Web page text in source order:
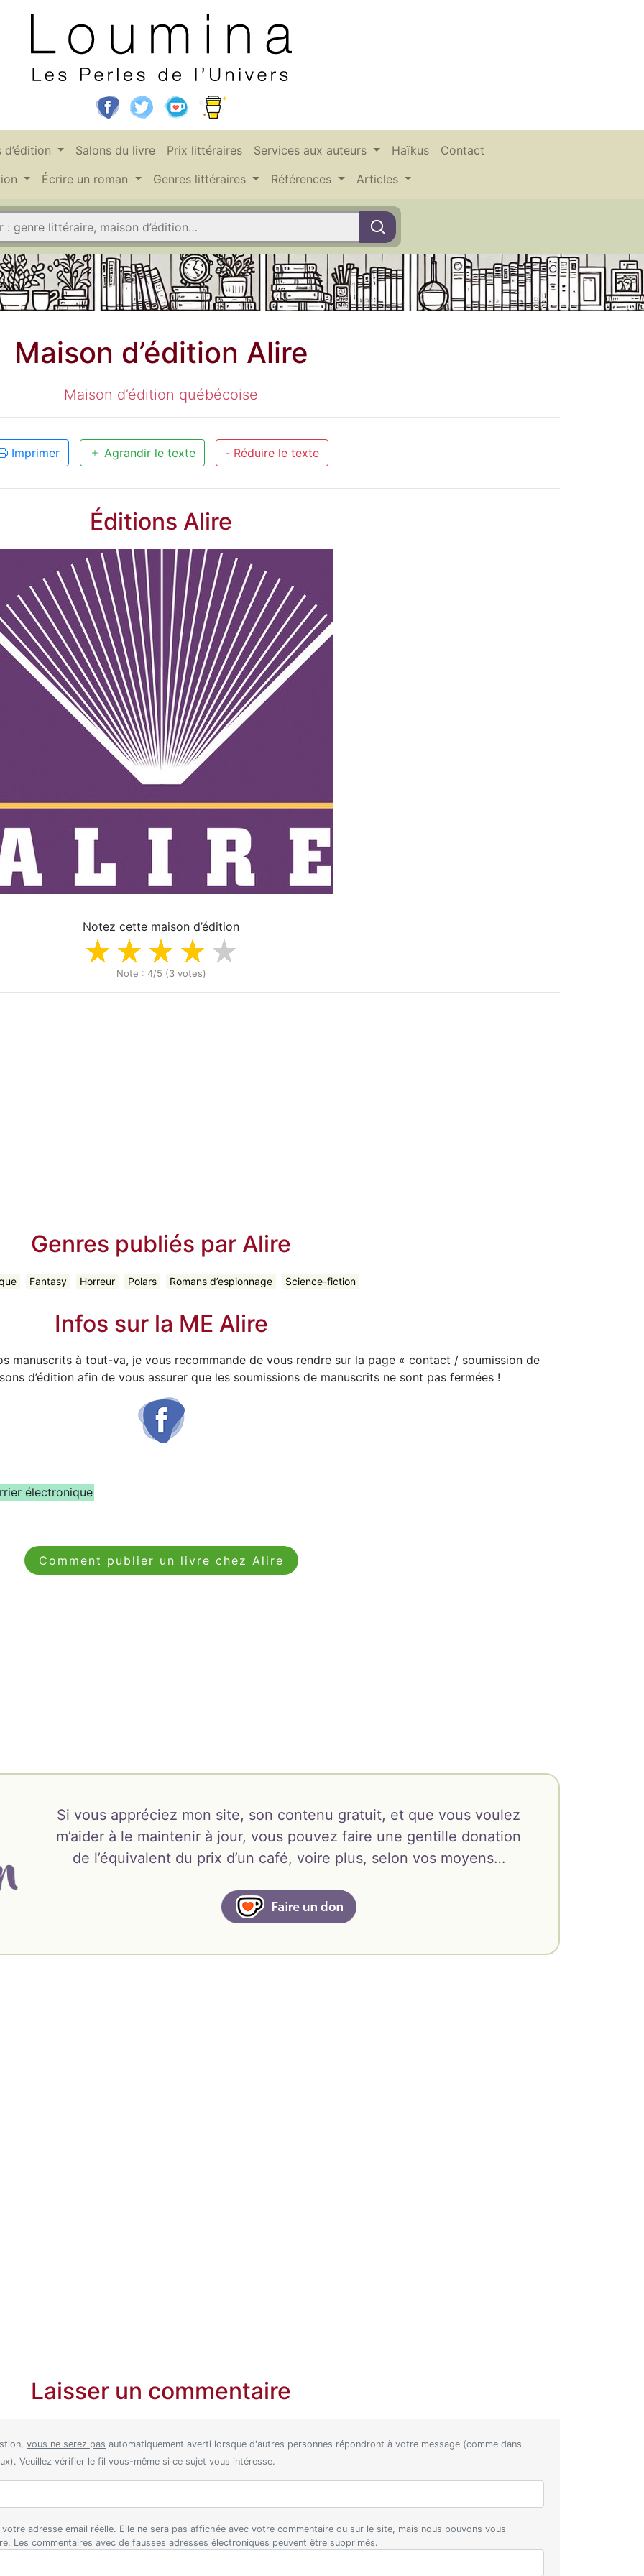
d’édition Salons du livre Prix littéraires Services aux auteurs Haïkus
Contact
Écrire un roman Genres littéraires Références Articles
Maison d’édition Alire
Maison d’édition québécoise
Imprimer Agrandir le texte - Réduire le texte
Éditions Alire
Notez cette maison d’édition
Note : 4/5 (3 votes)
Genres publiés par Alire
Fantasy Horreur Polars Romans d’espionnage Science-fiction
Infos sur la ME Alire
manuscrits à tout-va, je vous recommande de vous rendre sur la page « contact / soumission de
d’édition afin de vous assurer que les soumissions de manuscrits ne sont pas fermées !
électronique
Comment publier un livre chez Alire
Si vous appréciez mon site, son contenu gratuit, et que vous voulez
m’aider à le maintenir à jour, vous pouvez faire une gentille donation
de l’équivalent du prix d’un café, voire plus, selon vos moyens…
Laisser un commentaire
vous ne serez pas automatiquement averti lorsque d'autres personnes répondront à votre message (comme dans
Veuillez vérifier le fil vous-même si ce sujet vous intéresse.
votre adresse email réelle. Elle ne sera pas affichée avec votre commentaire ou sur le site, mais nous pouvons vous
Les commentaires avec de fausses adresses électroniques peuvent être supprimés.